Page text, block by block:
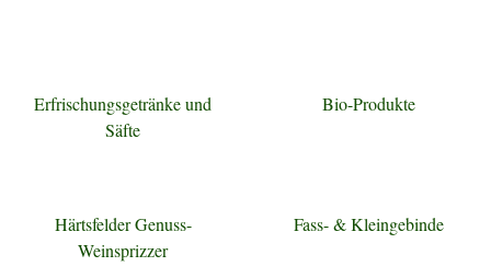
Erfrischungsgetränke und
Säfte
Bio-Produkte
Härtsfelder Genuss-
Weinsprizzer
Fass- & Kleingebinde